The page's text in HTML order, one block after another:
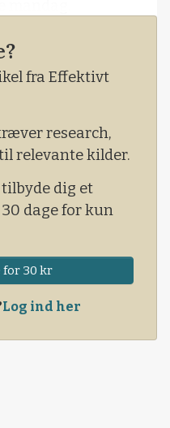
avis, VN Express.
fra Effektivt
research,
relevante kilder.
dig et
dage for kun
for 30 kr
Log ind her